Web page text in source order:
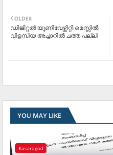
OLDER
ഡിജിറ്റല്‍ യൂണിവേഴ്സിറ്റി മെസ്സില്‍
വിളമ്പിയ അച്ചാറില്‍ ചത്ത പല്ലി
YOU MAY LIKE
Kasaragod